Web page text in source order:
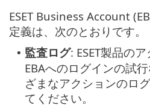
ESET Business Account
定義は、次のとおりです。
• 監査ログ: ESET製品の
EBAへのログインの試
ざまなアクションのログ
てください。